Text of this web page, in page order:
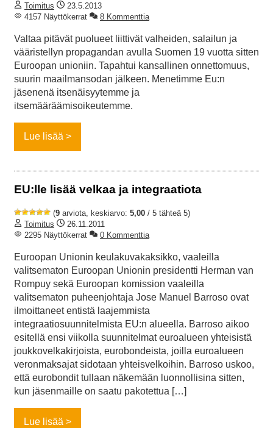
Toimitus
23.5.2013
4157 Näyttökerrat
8 Kommenttia
Valtaa pitävät puolueet liittivät valheiden, salailun ja
vääristellyn propagandan avulla Suomen 19 vuotta sitten
Euroopan unioniin. Tapahtui kansallinen onnettomuus,
suurin maailmansodan jälkeen. Menetimme Eu:n
jäsenenä itsenäisyytemme ja
itsemääräämisoikeutemme.
Lue lisää
EU:lle lisää velkaa ja integraatiota
(9 arviota, keskiarvo: 5,00 / 5 tähteä 5)
Toimitus
26.11.2011
2295 Näyttökerrat
0 Kommenttia
Euroopan Unionin keulakuvakaksikko, vaaleilla
valitsematon Euroopan Unionin presidentti Herman van
Rompuy sekä Euroopan komission vaaleilla
valitsematon puheenjohtaja Jose Manuel Barroso ovat
ilmoittaneet entistä laajemmista
integraatiosuunnitelmista EU:n alueella. Barroso aikoo
esitellä ensi viikolla suunnitelmat euroalueen yhteisistä
joukkovelkakirjoista, eurobondeista, joilla euroalueen
veronmaksajat sidotaan yhteisvelkoihin. Barroso uskoo,
että eurobondit tullaan näkemään luonnollisina sitten,
kun jäsenmaille on saatu pakotettua […]
Lue lisää